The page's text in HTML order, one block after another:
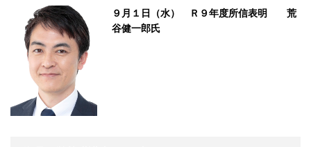
９月１日（水） Ｒ９年度所信表明 荒
谷健一郎氏